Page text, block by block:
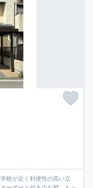
校が近く利便性の高い立